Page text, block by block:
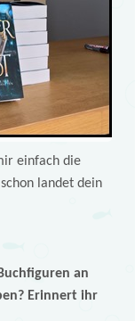
einfach die
landet dein
an
Erinnert ihr